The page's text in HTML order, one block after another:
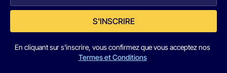
S'INSCRIRE
En cliquant sur s'inscrire, vous confirmez que vous acceptez nos
Termes et Conditions